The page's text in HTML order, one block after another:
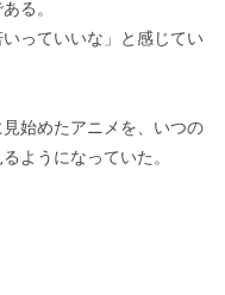
る。
っていいな」と感じてい
始めたアニメを、いつの
ようになっていた。